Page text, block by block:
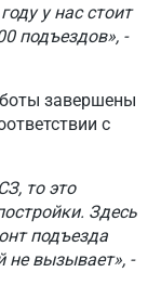
у нас стоит
подъездов», -
завершены
с
то это
Здесь
подъезда
не вызывает», -